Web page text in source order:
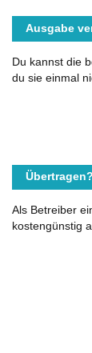
Ausgabe
Du kannst die
du sie einmal
Übertragen?
Als Betreiber
kostengünstig